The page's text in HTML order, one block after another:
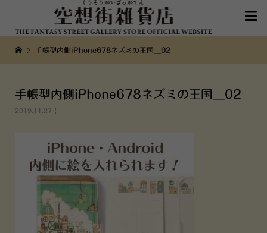

手帳型内側iPhone678ネズミの王国__02
手帳型内側iPhone678ネズミの王国__02
2019.11.27